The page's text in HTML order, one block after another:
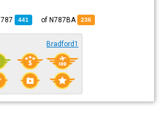
236
441
787
Bradford1